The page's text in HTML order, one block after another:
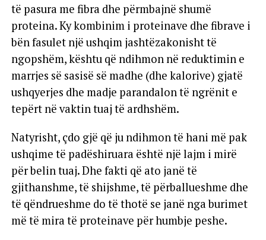
të pasura me fibra dhe përmbajnë shumë
proteina. Ky kombinim i proteinave dhe fibrave i
bën fasulet një ushqim jashtëzakonisht të
ngopshëm, kështu që ndihmon në reduktimin e
marrjes së sasisë së madhe (dhe kalorive) gjatë
ushqyerjes dhe madje parandalon të ngrënit e
tepërt në vaktin tuaj të ardhshëm.
Natyrisht, çdo gjë që ju ndihmon të hani më pak
ushqime të padëshiruara është një lajm i mirë
për belin tuaj. Dhe fakti që ato janë të
gjithanshme, të shijshme, të përballueshme dhe
të qëndrueshme do të thotë se janë nga burimet
më të mira të proteinave për humbje peshe.